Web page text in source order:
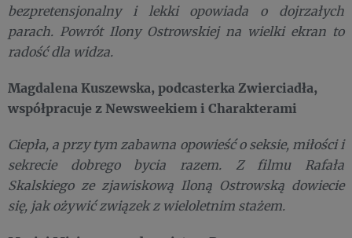
bezpretensjonalny i lekki opowiada o dojrzałych
parach. Powrót Ilony Ostrowskiej na wielki ekran to
radość dla widza.
Magdalena Kuszewska, podcasterka Zwierciadła,
współpracuje z Newsweekiem i Charakterami
Ciepła, a przy tym zabawna opowieść o seksie, miłości i
sekrecie dobrego bycia razem. Z filmu Rafała
Skalskiego ze zjawiskową Iloną Ostrowską dowiecie
się, jak ożywić związek z wieloletnim stażem.